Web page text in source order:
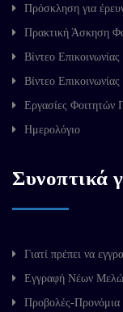
Πρόσκληση για
Πρακτική Άσκηση
Βίντεο
Βίντεο
Εργασίες Φοιτητών
Ημερολόγιο
Συνοπτικά
Γιατί πρέπει να
Εγγραφή Νέων
Προβολές-